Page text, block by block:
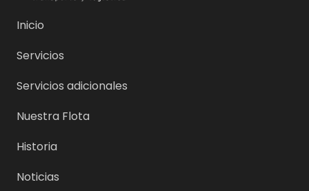
Inicio
Servicios
Servicios adicionales
Nuestra Flota
Historia
Noticias